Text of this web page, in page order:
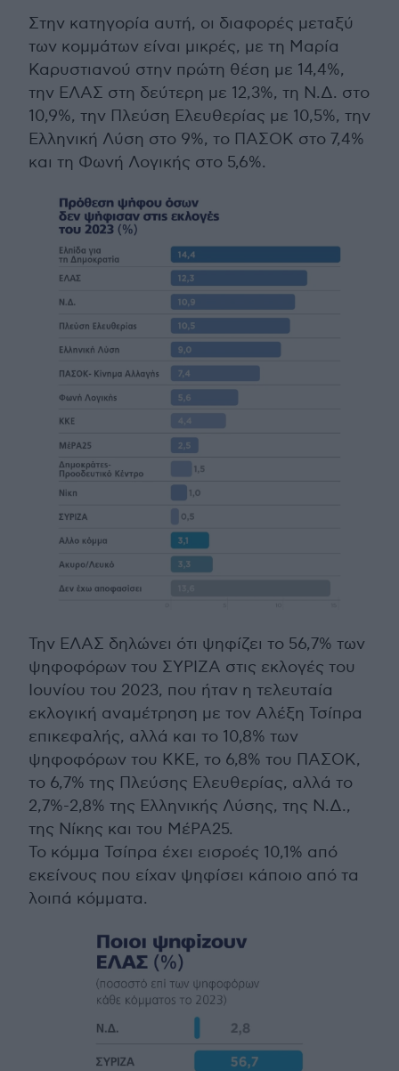
Στην κατηγορία αυτή, οι διαφορές μεταξύ
των κομμάτων είναι μικρές, με τη Μαρία
Καρυστιανού στην πρώτη θέση με 14,4%,
την ΕΛΑΣ στη δεύτερη με 12,3%, τη Ν.Δ. στο
10,9%, την Πλεύση Ελευθερίας με 10,5%, την
Ελληνική Λύση στο 9%, το ΠΑΣΟΚ στο 7,4%
και τη Φωνή Λογικής στο 5,6%.
Την ΕΛΑΣ δηλώνει ότι ψηφίζει το 56,7% των
ψηφοφόρων του ΣΥΡΙΖΑ στις εκλογές του
Ιουνίου του 2023, που ήταν η τελευταία
εκλογική αναμέτρηση με τον Αλέξη Τσίπρα
επικεφαλής, αλλά και το 10,8% των
ψηφοφόρων του ΚΚΕ, το 6,8% του ΠΑΣΟΚ,
το 6,7% της Πλεύσης Ελευθερίας, αλλά το
2,7%-2,8% της Ελληνικής Λύσης, της Ν.Δ.,
της Νίκης και του ΜέΡΑ25.
Το κόμμα Τσίπρα έχει εισροές 10,1% από
εκείνους που είχαν ψηφίσει κάποιο από τα
λοιπά κόμματα.